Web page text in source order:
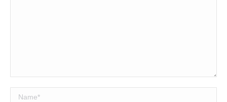
Name *